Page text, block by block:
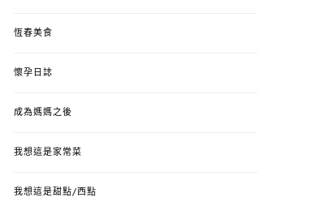
恆春美食
懷孕日誌
成為媽媽之後
我想這是家常菜
我想這是甜點/西點